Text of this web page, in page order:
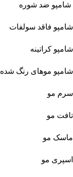
شامپو ضد شوره
شامپو فاقد سولفات
شامپو کراتینه
شامپو موهای رنگ شده
سرم مو
تافت مو
ماسک مو
اسپری مو